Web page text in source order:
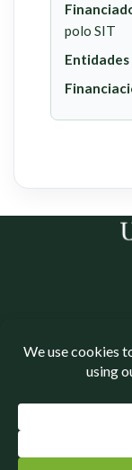
polo SIT
Política de